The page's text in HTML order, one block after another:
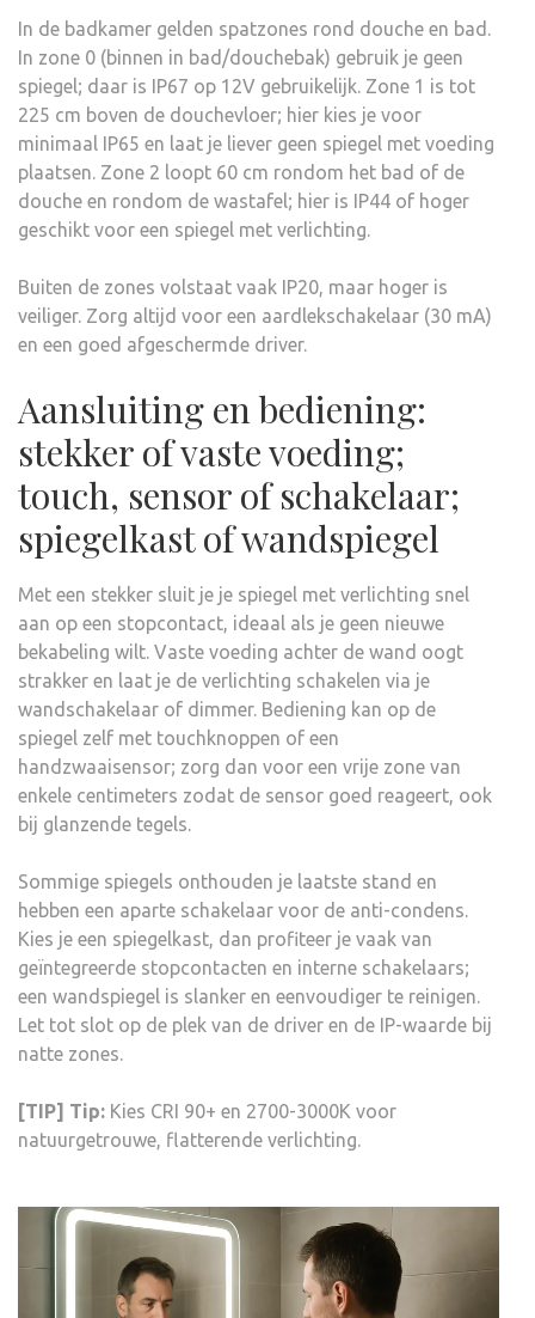
In de badkamer gelden spatzones rond douche en bad.
In zone 0 (binnen in bad/douchebak) gebruik je geen
spiegel; daar is IP67 op 12V gebruikelijk. Zone 1 is tot
225 cm boven de douchevloer; hier kies je voor
minimaal IP65 en laat je liever geen spiegel met voeding
plaatsen. Zone 2 loopt 60 cm rondom het bad of de
douche en rondom de wastafel; hier is IP44 of hoger
geschikt voor een spiegel met verlichting.
Buiten de zones volstaat vaak IP20, maar hoger is
veiliger. Zorg altijd voor een aardlekschakelaar (30 mA)
en een goed afgeschermde driver.
Aansluiting en bediening:
stekker of vaste voeding;
touch, sensor of schakelaar;
spiegelkast of wandspiegel
Met een stekker sluit je je spiegel met verlichting snel
aan op een stopcontact, ideaal als je geen nieuwe
bekabeling wilt. Vaste voeding achter de wand oogt
strakker en laat je de verlichting schakelen via je
wandschakelaar of dimmer. Bediening kan op de
spiegel zelf met touchknoppen of een
handzwaaisensor; zorg dan voor een vrije zone van
enkele centimeters zodat de sensor goed reageert, ook
bij glanzende tegels.
Sommige spiegels onthouden je laatste stand en
hebben een aparte schakelaar voor de anti-condens.
Kies je een spiegelkast, dan profiteer je vaak van
geïntegreerde stopcontacten en interne schakelaars;
een wandspiegel is slanker en eenvoudiger te reinigen.
Let tot slot op de plek van de driver en de IP-waarde bij
natte zones.
[TIP] Tip: Kies CRI 90+ en 2700-3000K voor
natuurgetrouwe, flatterende verlichting.